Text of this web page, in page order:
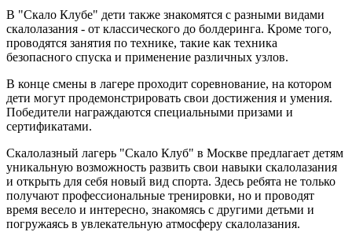
В "Скало Клубе" дети также знакомятся с разными видами
скалолазания - от классического до болдеринга. Кроме того,
проводятся занятия по технике, такие как техника
безопасного спуска и применение различных узлов.
В конце смены в лагере проходит соревнование, на котором
дети могут продемонстрировать свои достижения и умения.
Победители награждаются специальными призами и
сертификатами.
Скалолазный лагерь "Скало Клуб" в Москве предлагает детям
уникальную возможность развить свои навыки скалолазания
и открыть для себя новый вид спорта. Здесь ребята не только
получают профессиональные тренировки, но и проводят
время весело и интересно, знакомясь с другими детьми и
погружаясь в увлекательную атмосферу скалолазания.